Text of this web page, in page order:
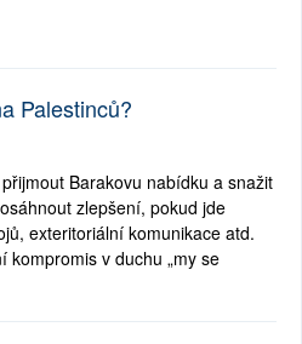
Palestinců?
Barakovu nabídku a snažit
zlepšení, pokud jde
exteritoriální komunikace atd.
kompromis v duchu „my se